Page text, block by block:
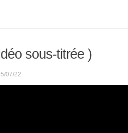
sous-titrée )
07/22